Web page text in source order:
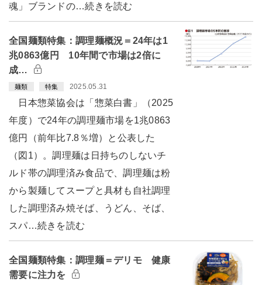
魂」ブランドの…続きを読む
全国麺類特集：調理麺概況＝24年は1
兆0863億円 10年間で市場は2倍に
成…
麺類 特集 2025.05.31
日本惣菜協会は「惣菜白書」（2025
年度）で24年の調理麺市場を1兆0863
億円（前年比7.8％増）と公表した
（図1）。調理麺は日持ちのしないチ
ルド帯の調理済み食品で、調理麺は粉
から製麺してスープと具材も自社調理
した調理済み焼そば、うどん、そば、
スパ…続きを読む
全国麺類特集：調理麺＝デリモ 健康
需要に注力を